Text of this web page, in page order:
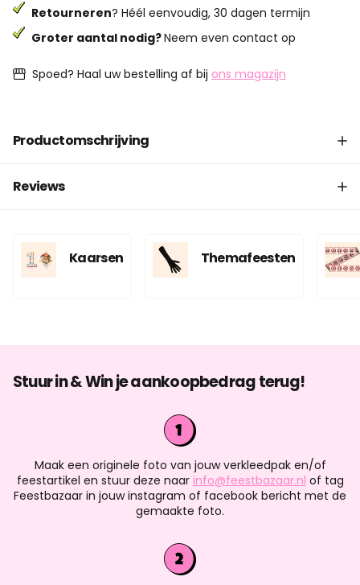
Retourneren? Héél eenvoudig, 30 dagen termijn
Groter aantal nodig?Neem even contact op
Spoed? Haal uw bestelling af bij ons magazijn
Productomschrijving
Reviews
Kaarsen Themafeesten
Stuur in & Win je aankoopbedrag terug!
Maak een originele foto van jouw verkleedpak en/of
feestartikel en stuur deze naar info@feestbazaar.nl of tag
Feestbazaar in jouw instagram of facebook bericht met de
gemaakte foto.